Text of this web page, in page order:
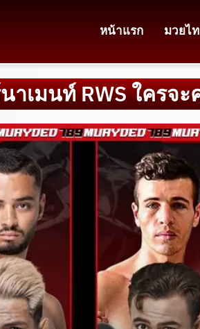
หน้าแรก มวยไ
เมนท์ RWS ใครจ